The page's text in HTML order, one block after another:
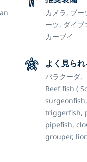
カメラ, ブー
ーツ, ダイ
カーブイ
よく見ら
バラクーダ,
Reef fish (
triggerfish,
pipefish,
grouper,